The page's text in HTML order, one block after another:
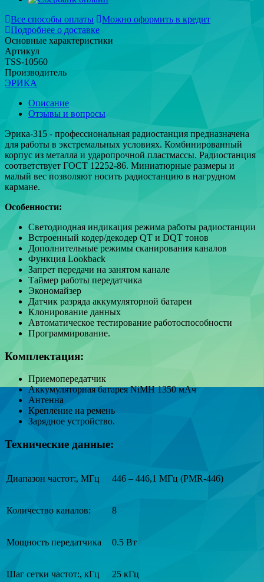
Все способы оплаты
Можно оформить в кредит
Подробнее о доставке
Основные характеристики
Артикул
TSS-10560
Производитель
ЭРИКА
Описание
Отзывы и вопросы
Эрика-315 - профессиональная радиостанция предназначена
для работы в экстремальных условиях. Комбинированный
корпус из металла и ударопрочной пластмассы. Радиостанция
соответствует ГОСТ 12252-86. Миниатюрные размеры и
малый вес позволяют носить радиостанцию в нагрудном
кармане.
Особенности:
Светодиодная индикация режима работы радиостанции
Встроенный кодер/декодер QT и DQT тонов
Дополнительные режимы сканирования каналов
Функция Lookback
Запрет передачи на занятом канале
Таймер работы передатчика
Экономайзер
Датчик разряда аккумуляторной батареи
Клонирование данных
Автоматическое тестирование работоспособности
Программирование.
Комплектация:
Приемопередатчик
Аккумуляторная батарея NiMH 1350 мАч
Антенна
Крепление на ремень
Зарядное устройство.
Технические данные:
Диапазон частот:, МГц 446 – 446,1 МГц (PMR-446)
Количество каналов: 8
Мощность передатчика 0.5 Вт
Шаг сетки частот:, кГц 25 кГц